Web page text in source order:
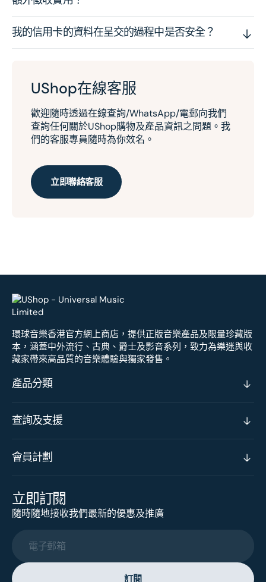
我的信用卡的資料在呈交的過程中是否安全？
UShop在線客服
歡迎隨時透過在線查詢/WhatsApp/電郵向我們
查詢任何關於UShop購物及產品資訊之問題。我
們的客服專員隨時為你效名。
立即聯絡客服
環球音樂香港官方網上商店，提供正版音樂產品及限量珍藏版
本，涵蓋中外流行、古典、爵士及影音系列，致力為樂迷與收
藏家帶來高品質的音樂體驗與獨家發售。
產品分類
查詢及支援
會員計劃
立即訂閱
隨時隨地接收我們最新的優惠及推廣
電子郵箱
訂閱